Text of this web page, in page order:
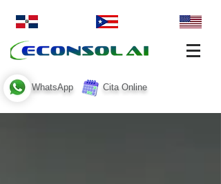
WhatsApp Cita Online